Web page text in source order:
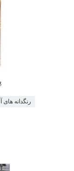
رنگدانه های